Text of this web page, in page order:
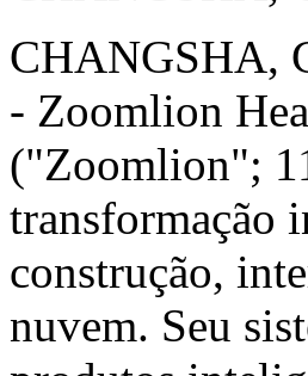
CHANGSHA,
- Zoomlion
("Zoomlion";
transformação
construção,
nuvem. Seu